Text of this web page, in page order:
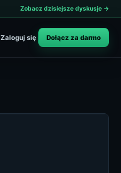
Zobacz dzisiejsze dyskusje →
Zaloguj się Dołącz za darmo